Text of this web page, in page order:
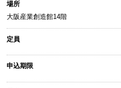
場所
大阪産業創造館14階
定員
申込期限